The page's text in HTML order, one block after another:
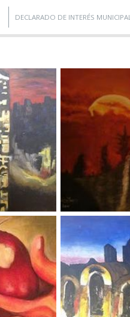
DECLARADO DE INTERÉS MUNICIPAL